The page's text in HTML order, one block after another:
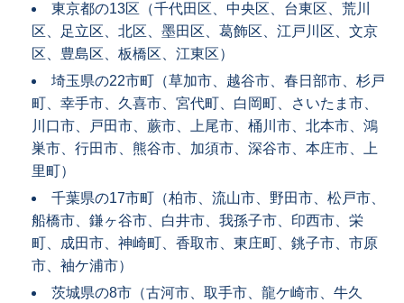
東京都の13区（千代田区、中央区、台東区、荒川
区、足立区、北区、墨田区、葛飾区、江戸川区、文京
区、豊島区、板橋区、江東区）
埼玉県の22市町（草加市、越谷市、春日部市、杉戸
町、幸手市、久喜市、宮代町、白岡町、さいたま市、
川口市、戸田市、蕨市、上尾市、桶川市、北本市、鴻
巣市、行田市、熊谷市、加須市、深谷市、本庄市、上
里町）
千葉県の17市町（柏市、流山市、野田市、松戸市、
船橋市、鎌ヶ谷市、白井市、我孫子市、印西市、栄
町、成田市、神崎町、香取市、東庄町、銚子市、市原
市、袖ケ浦市）
茨城県の8市（古河市、取手市、龍ケ崎市、牛久